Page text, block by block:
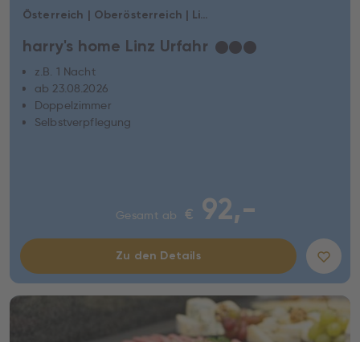
Österreich | Oberösterreich | Linz
harry's home Linz Urfahr ★★★
z.B. 1 Nacht
ab 23.08.2026
Doppelzimmer
Selbstverpflegung
Gesamt ab € 92,-
Zu den Details